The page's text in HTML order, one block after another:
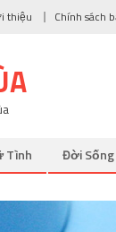
thiệu Chính sách
Tình Đời Sống